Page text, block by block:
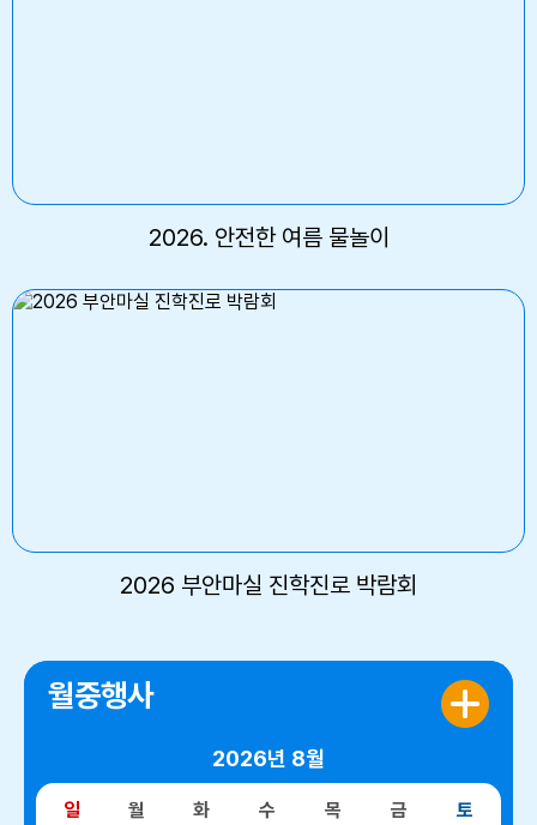
2026. 안전한 여름 물놀이
2026 부안마실 진학진로 박람회
월중행사
2026년 8월
일 월 화 수 목 금 토